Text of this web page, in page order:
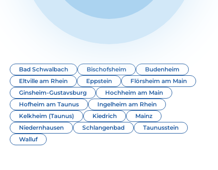
Bad Schwalbach Bischofsheim
Budenheim
Eltville am Rhein
Eppstein
Flörsheim am Main
Ginsheim-Gustavsburg
Hochheim am Main
Hofheim am Taunus
Ingelheim am Rhein
Kelkheim (Taunus)
Kiedrich
Mainz
Niedernhausen
Schlangenbad
Taunusstein
Walluf